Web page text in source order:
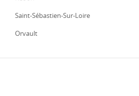
Saint-Sébastien-Sur-Loire
Orvault